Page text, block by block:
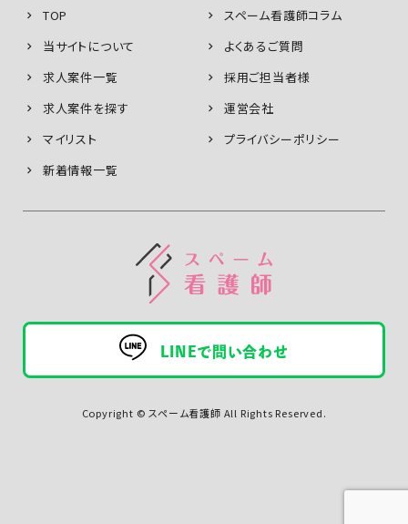
LINEで問い合わせ
TOP
当サイトについて
求人案件一覧
求人案件を探す
マイリスト
新着情報一覧
スペーム看護師コラム
よくあるご質問
採用ご担当者様
運営会社
プライバシーポリシー
Copyright © スペーム看護師 All Rights Reserved.